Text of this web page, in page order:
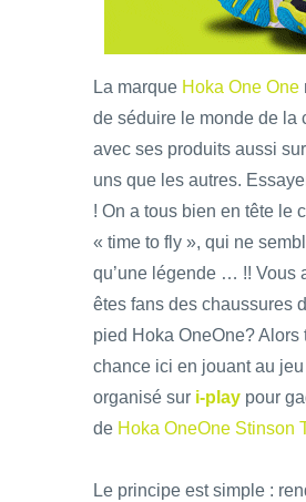
La marque Hoka One One
de séduire le monde de la
avec ses produits aussi
uns que les autres.
! On a tous bien en tête le
« time to fly », qui ne
qu’une légende … !! Vous
êtes fans des chaussures
pied Hoka OneOne? Alors
chance ici en jouant au
organisé sur i-play pour
de Hoka OneOne Stinson
Le principe est simple :